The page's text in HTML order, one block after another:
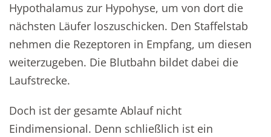
Hypothalamus zur Hypohyse, um von dort die
nächsten Läufer loszuschicken. Den Staffelstab
nehmen die Rezeptoren in Empfang, um diesen
weiterzugeben. Die Blutbahn bildet dabei die
Laufstrecke.
Doch ist der gesamte Ablauf nicht
Eindimensional. Denn schließlich ist ein